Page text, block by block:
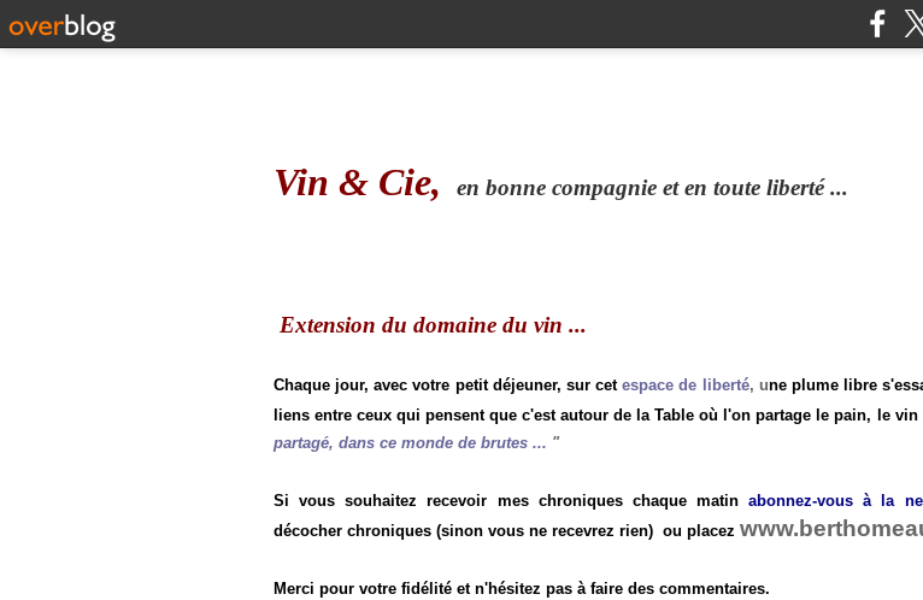
Vin & Cie, en bonne compagnie et en toute liberté ...
Extension du domaine du vin ...
Chaque jour, avec votre petit déjeuner, sur cetespace de liberté, une plume libre
liens entre ceux qui pensent que c'est autour de la Table où l'on partage le pain, le
partagé, dans ce monde de brutes ... "
Si vous souhaitez recevoir mes chroniques chaque matinabonnez-vous à la
décocher chroniques (sinon vous ne recevrez rien) ou placez
Merci pour votre fidélité et n'hésitez pas à faire des commentaires.